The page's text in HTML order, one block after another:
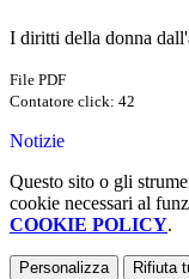
I diritti della donna
File PDF
Contatore click: 42
Notizie
Questo sito o gli
cookie necessari al
COOKIE POLICY.
Personalizza Rifiuta